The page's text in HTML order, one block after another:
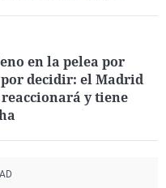
en la pelea por
decidir: el Madrid
y tiene